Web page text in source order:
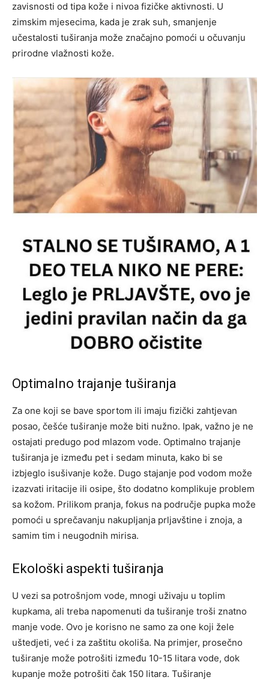
zavisnosti od tipa kože i nivoa fizičke aktivnosti. U
zimskim mjesecima, kada je zrak suh, smanjenje
učestalosti tuširanja može značajno pomoći u očuvanju
prirodne vlažnosti kože.
Optimalno trajanje tuširanja
Za one koji se bave sportom ili imaju fizički zahtjevan
posao, češće tuširanje može biti nužno. Ipak, važno je ne
ostajati predugo pod mlazom vode. Optimalno trajanje
tuširanja je između pet i sedam minuta, kako bi se
izbjeglo isušivanje kože. Dugo stajanje pod vodom može
izazvati iritacije ili osipe, što dodatno komplikuje problem
sa kožom. Prilikom pranja, fokus na područje pupka može
pomoći u sprečavanju nakupljanja prljavštine i znoja, a
samim tim i neugodnih mirisa.
Ekološki aspekti tuširanja
U vezi sa potrošnjom vode, mnogi uživaju u toplim
kupkama, ali treba napomenuti da tuširanje troši znatno
manje vode. Ovo je korisno ne samo za one koji žele
uštedjeti, već i za zaštitu okoliša. Na primjer, prosečno
tuširanje može potrošiti između 10-15 litara vode, dok
kupanje može potrošiti čak 150 litara. Tuširanje